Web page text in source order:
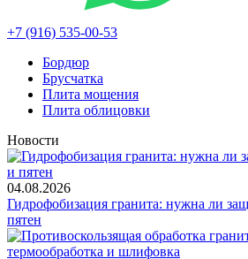
+7 (916) 535-00-53
Бордюр
Брусчатка
Плита мощения
Плита облицовки
Новости
04.08.2026
Гидрофобизация гранита: нужна ли
пятен